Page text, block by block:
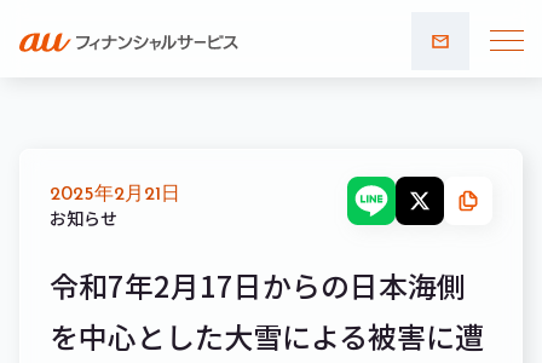
合わせ
2025年2月21日
お知らせ
令和7年2月17日からの日本海側
を中心とした大雪による被害に遭